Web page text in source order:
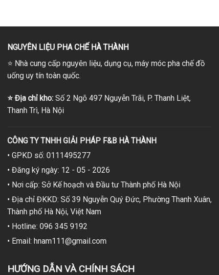
NGUYÊN LIỆU PHA CHẾ HÀ THÀNH
⭐ Nhà cung cấp nguyên liệu, dụng cụ, máy móc pha chế đồ
uống uy tín toàn quốc.
⭐Địa chỉ kho: Số 2 Ngõ 497 Nguyễn Trãi, P. Thanh Liệt,
Thanh Trì, Hà Nội
CÔNG TY TNHH GIẢI PHÁP F&B HÀ THÀNH
• GPKD số: 0111495277
• Đăng ký ngày: 12 - 05 - 2026
• Nơi cấp: Sở Kế hoạch và Đầu tư Thành phố Hà Nội
• Địa chỉ ĐKKD: Số 39 Nguyễn Quý Đức, Phường Thanh Xuân,
Thành phố Hà Nội, Việt Nam
• Hotline: 096 345 9192
• Email: hnam111@gmail.com
HƯỚNG DẪN VÀ CHÍNH SÁCH